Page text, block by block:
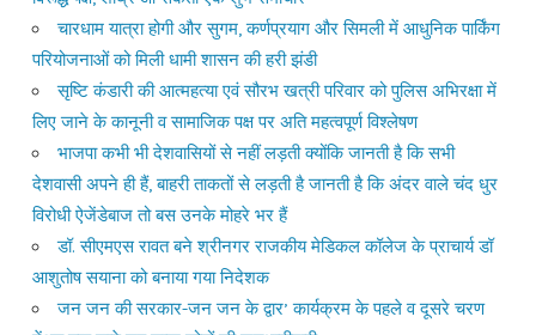
चारधाम यात्रा होगी और सुगम, कर्णप्रयाग और सिमली में आधुनिक पार्किंग
परियोजनाओं को मिली धामी शासन की हरी झंडी
सृष्टि कंडारी की आत्महत्या एवं सौरभ खत्री परिवार को पुलिस अभिरक्षा में
लिए जाने के कानूनी व सामाजिक पक्ष पर अति महत्वपूर्ण विश्लेषण
भाजपा कभी भी देशवासियों से नहीं लड़ती क्योंकि जानती है कि सभी
देशवासी अपने ही हैं, बाहरी ताकतों से लड़ती है जानती है कि अंदर वाले चंद धुर
विरोधी ऐजेंडेबाज तो बस उनके मोहरे भर हैं
डॉ. सीएमएस रावत बने श्रीनगर राजकीय मेडिकल कॉलेज के प्राचार्य डॉ
आशुतोष सयाना को बनाया गया निदेशक
जन जन की सरकार-जन जन के द्वार’ कार्यक्रम के पहले व दूसरे चरण